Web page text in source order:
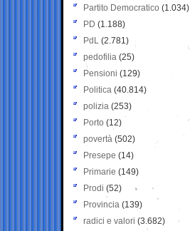
Partito Democratico (1.034)
PD (1.188)
PdL (2.781)
pedofilia (25)
Pensioni (129)
Politica (40.814)
polizia (253)
Porto (12)
povertà (502)
Presepe (14)
Primarie (149)
Prodi (52)
Provincia (139)
radici e valori (3.682)